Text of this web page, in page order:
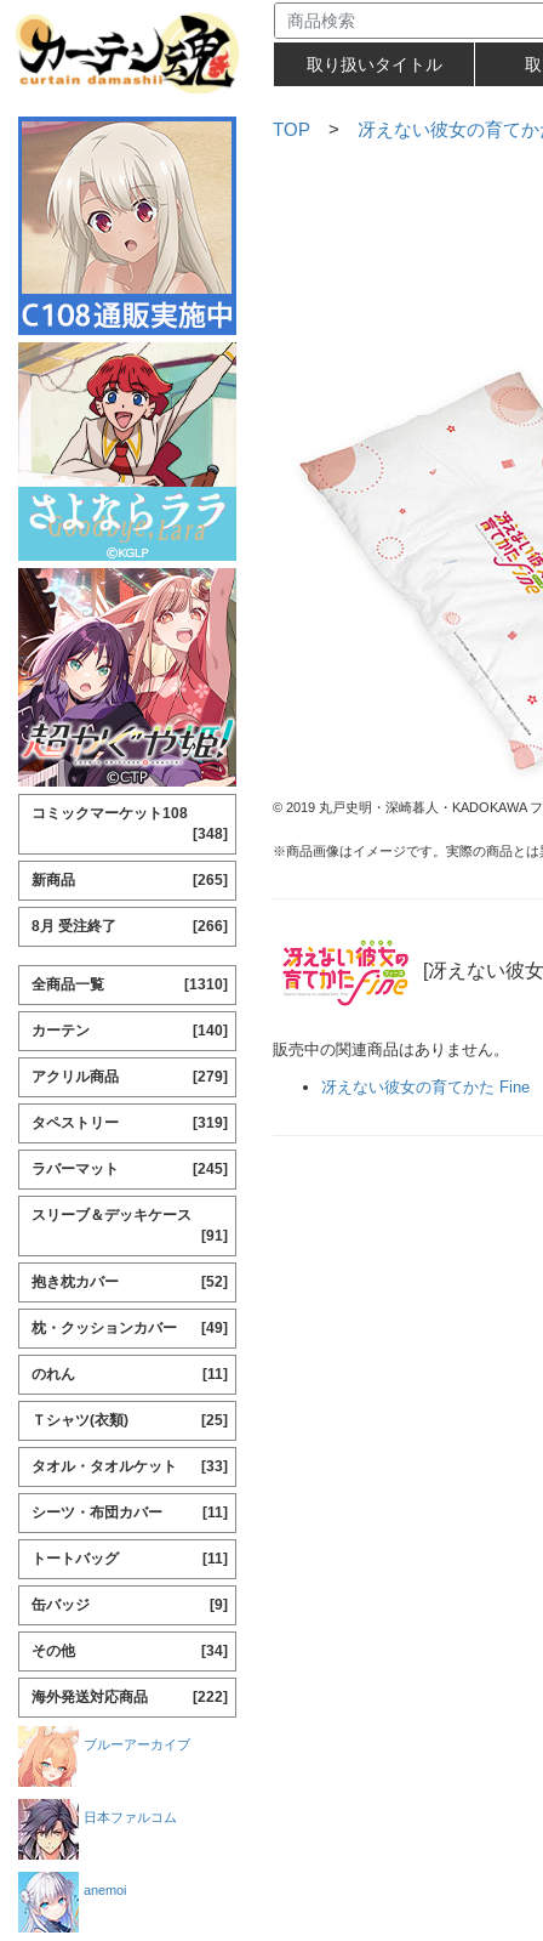
取り扱いタイトル
TOP > 冴えない彼女の育てか
© 2019 丸戸史明・深崎暮人・KADOKAWA
※商品画像はイメージです。実際の商品と
[冴えない彼
販売中の関連商品はありません。
冴えない彼女の育てかた Fine
コミックマーケット108
[348]
新商品 [265]
8月 受注終了 [266]
全商品一覧 [1310]
カーテン [140]
アクリル商品 [279]
タペストリー [319]
ラバーマット [245]
スリーブ＆デッキケース
[91]
抱き枕カバー [52]
枕・クッションカバー [49]
のれん [11]
Ｔシャツ(衣類) [25]
タオル・タオルケット [33]
シーツ・布団カバー [11]
トートバッグ [11]
缶バッジ [9]
その他 [34]
海外発送対応商品 [222]
ブルーアーカイブ
日本ファルコム
anemoi